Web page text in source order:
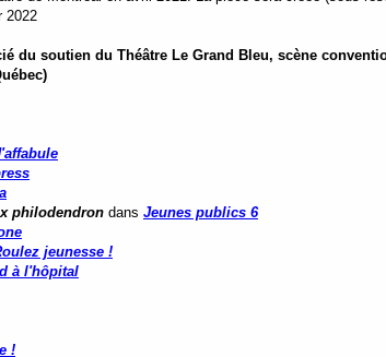
2022
du soutien du Théâtre Le Grand Bleu, scène
philodendron dans Jeunes publics 6
jeunesse !
à l'hôpital
!